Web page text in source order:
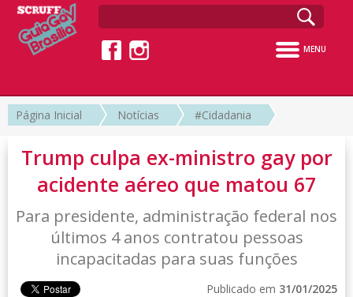
MENU
Página Inicial Notícias #Cidadania
Trump culpa ex-ministro gay por
acidente aéreo que matou 67
Para presidente, administração federal nos
últimos 4 anos contratou pessoas
incapacitadas para suas funções
Publicado em 31/01/2025